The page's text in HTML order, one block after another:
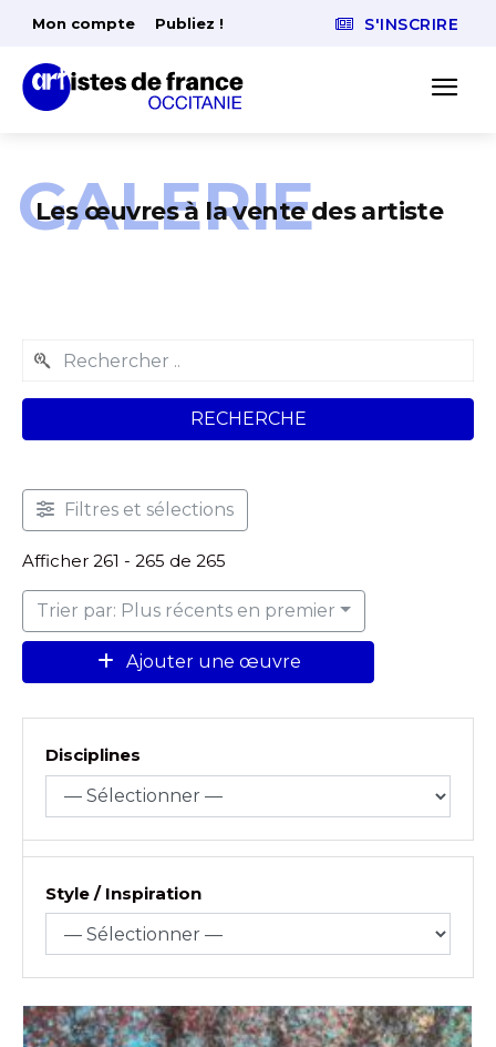
Mon compte Publiez ! S'INSCRIRE
Les œuvres à la vente des artiste
GALERIE
RECHERCHE
Filtres et sélections
Afficher 261 - 265 de 265
Trier par: Plus récents en premier
Ajouter une œuvre
Disciplines
Style / Inspiration